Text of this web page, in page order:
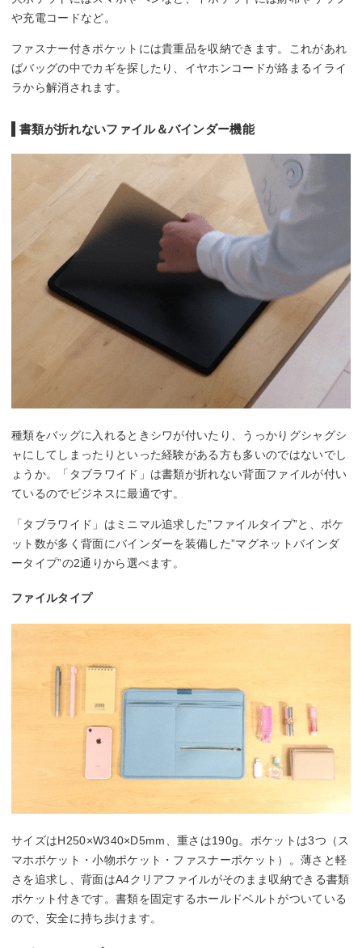
や充電コードなど。
ファスナー付きポケットには貴重品を収納できます。これがあれ
ばバッグの中でカギを探したり、イヤホンコードが絡まるイライ
ラから解消されます。
書類が折れないファイル＆バインダー機能
種類をバッグに入れるときシワが付いたり、うっかりグシャグシ
ャにしてしまったりといった経験がある方も多いのではないでし
ょうか。「タブラワイド」は書類が折れない背面ファイルが付い
ているのでビジネスに最適です。
「タブラワイド」はミニマル追求した”ファイルタイプ”と、ポケ
ット数が多く背面にバインダーを装備した”マグネットバインダ
ータイプ”の2通りから選べます。
ファイルタイプ
サイズはH250×W340×D5mm、重さは190g。ポケットは3つ（ス
マホポケット・小物ポケット・ファスナーポケット）。薄さと軽
さを追求し、背面はA4クリアファイルがそのまま収納できる書類
ポケット付きです。書類を固定するホールドベルトがついている
ので、安全に持ち歩けます。